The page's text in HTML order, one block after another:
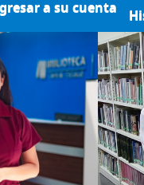
a su cuenta